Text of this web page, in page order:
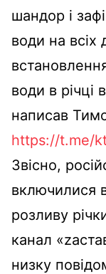
шандор і
води на всіх
води в
написав
https://t.me/
Звісно,
включилися
розливу
канал
низку